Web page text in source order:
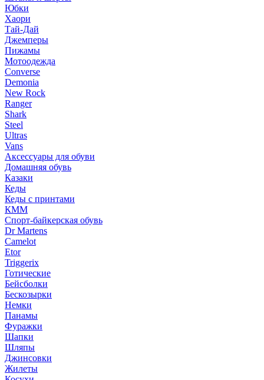
Юбки
Хаори
Тай-Дай
Джемперы
Пижамы
Мотоодежда
Converse
Demonia
New Rock
Ranger
Shark
Steel
Ultras
Vans
Аксессуары для обуви
Домашняя обувь
Казаки
Кеды
Кеды с принтами
КММ
Спорт-байкерская обувь
Dr Martens
Camelot
Etor
Triggerix
Готические
Бейсболки
Бескозырки
Немки
Панамы
Фуражки
Шапки
Шляпы
Джинсовки
Жилеты